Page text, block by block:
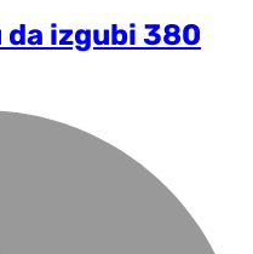
da izgubi 380